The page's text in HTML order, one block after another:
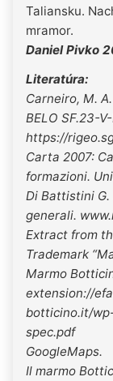
Taliansku.
mramor.
Daniel Pivko
Literatúra:
Carneiro, M.
BELO SF.23-
https://
Carta 2007:
formazioni.
Di Battistini G.
generali.
Extract from
Trademark
Marmo
extension://
botticino.it/
spec.pdf
GoogleMaps.
Il marmo